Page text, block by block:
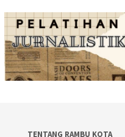
TENTANG RAMBU KOTA